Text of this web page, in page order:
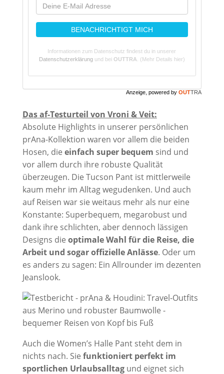
BENACHRICHTIGT MICH
Informationen zum Datenschutz findest du in unserer
Datenschutzerklärungund bei OUTTRA (Mehr Details hier)
Anzeige, powered byOUTTRA
Das af-Testurteil von Vroni & Veit:
Absolute Highlights in unserer persönlichen
prAna-Kollektion waren vor allem die beiden
Hosen, die einfach super bequem sind und
vor allem durch ihre robuste Qualität
überzeugen. Die Tucson Pant ist mittlerweile
kaum mehr im Alltag wegudenken. Und auch
auf Reisen war sie weitaus mehr als nur eine
Konstante: Superbequem, megarobust und
dank ihre schlichten, aber dennoch lässigen
Designs die optimale Wahl für die Reise, die
Arbeit und sogar offizielle Anlässe. Oder um
es anders zu sagen: Ein Allrounder im dezenten
Jeanslook.
Auch die Women’s Halle Pant steht dem in
nichts nach. Sie funktioniert perfekt im
sportlichen Urlaubsalltagund eignet sich